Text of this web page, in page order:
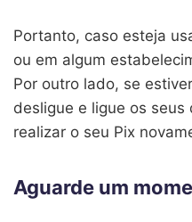
Portanto, caso esteja
ou em algum
Por outro lado, se
desligue e ligue os
realizar o seu Pix
Aguarde um